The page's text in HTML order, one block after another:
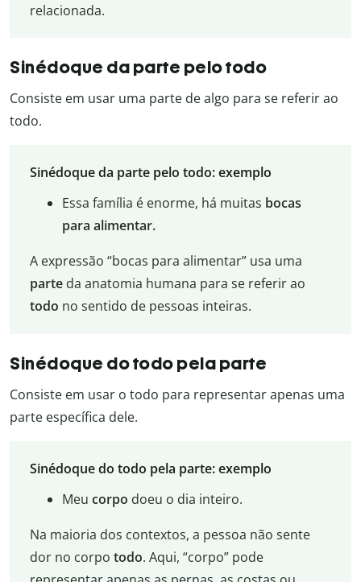
relacionada.
Sinédoque da parte pelo todo
Consiste em usar uma parte de algo para se referir ao
todo.
Sinédoque da parte pelo todo: exemplo
Essa família é enorme, há muitas bocas
para alimentar.
A expressão “bocas para alimentar” usa uma
parteda anatomia humana para se referir ao
todo no sentido de pessoas inteiras.
Sinédoque do todo pela parte
Consiste em usar o todo para representar apenas uma
parte específica dele.
Sinédoque do todo pela parte: exemplo
Meu corpo doeu o dia inteiro.
Na maioria dos contextos, a pessoa não sente
dor no corpo todo. Aqui, “corpo” pode